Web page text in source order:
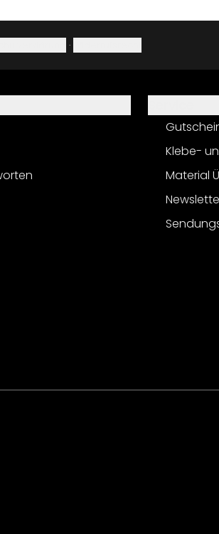
·
Klebe-
Material